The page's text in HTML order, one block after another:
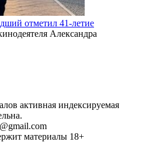
отметил 41-летие
Александра
активная индексируемая
материалы 18+